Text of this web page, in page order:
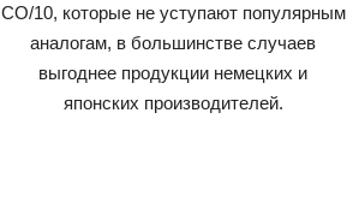
СO/10, которые не уступают популярным
аналогам, в большинстве случаев
выгоднее продукции немецких и
японских производителей.